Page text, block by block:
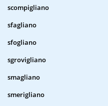
scompigliano
sfagliano
sfogliano
sgrovigliano
smagliano
smerigliano